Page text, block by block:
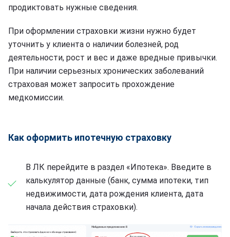
продиктовать нужные сведения.
При оформлении страховки жизни нужно будет
уточнить у клиента о наличии болезней, род
деятельности, рост и вес и даже вредные привычки.
При наличии серьезных хронических заболеваний
страховая может запросить прохождение
медкомиссии.
Как оформить ипотечную страховку
В ЛК перейдите в раздел «Ипотека». Введите в
калькулятор данные (банк, сумма ипотеки, тип
недвижимости, дата рождения клиента, дата
начала действия страховки).